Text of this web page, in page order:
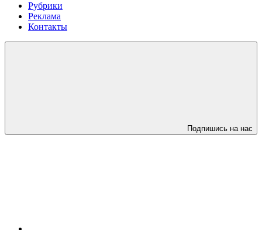
Рубрики
Реклама
Контакты
Подпишись на нас